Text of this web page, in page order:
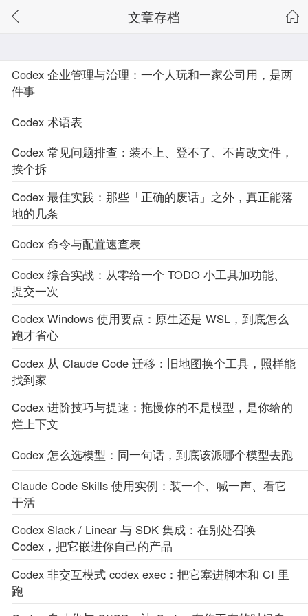
文章存档
Codex 企业管理与治理：一个人玩和一家公司用，是两
件事
Codex 术语表
Codex 常见问题排查：装不上、登不了、不肯改文件，
挨个拆
Codex 最佳实践：那些「正确的废话」之外，真正能落
地的几条
Codex 命令与配置速查表
Codex 综合实战：从零给一个 TODO 小工具加功能、
提交一次
Codex Windows 使用要点：原生还是 WSL，到底怎么
跑才省心
Codex 从 Claude Code 迁移：旧地图换个工具，照样能
找到家
Codex 进阶技巧与提速：拖慢你的不是模型，是你给的
烂上下文
Codex 怎么选模型：同一句话，到底该派哪个模型去跑
Claude Code Skills 使用实例：装一个、喊一声、看它
干活
Codex Slack / Linear 与 SDK 集成：在别处召唤
Codex，把它嵌进你自己的产品
Codex 非交互模式 codex exec：把它塞进脚本和 CI 里
跑